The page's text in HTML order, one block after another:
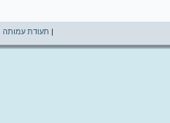
| תעודת עמותה